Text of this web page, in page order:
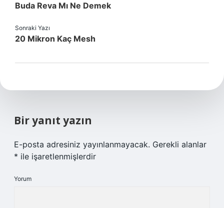
Buda Reva Mı Ne Demek
Sonraki Yazı
20 Mikron Kaç Mesh
Bir yanıt yazın
E-posta adresiniz yayınlanmayacak. Gerekli alanlar
* ile işaretlenmişlerdir
Yorum